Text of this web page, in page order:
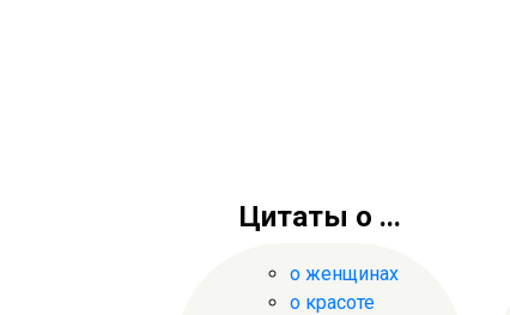
Цитаты о ...
о женщинах
о красоте